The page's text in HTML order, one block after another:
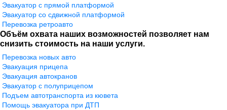
Эвакуатор с прямой платформой
Эвакуатор со сдвижной платформой
Перевозка ретроавто
Объём охвата наших возможностей позволяет нам
снизить стоимость на наши услуги.
Перевозка новых авто
Эвакуация прицепа
Эвакуация автокранов
Эвакуатор с полуприцепом
Подъем автотранспорта из кювета
Помощь эвакуатора при ДТП